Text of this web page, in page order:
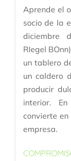
Aprende el
socio de la
diciembre
RIegel
un tablero
un caldero
producir
interior.
convierte
empresa.